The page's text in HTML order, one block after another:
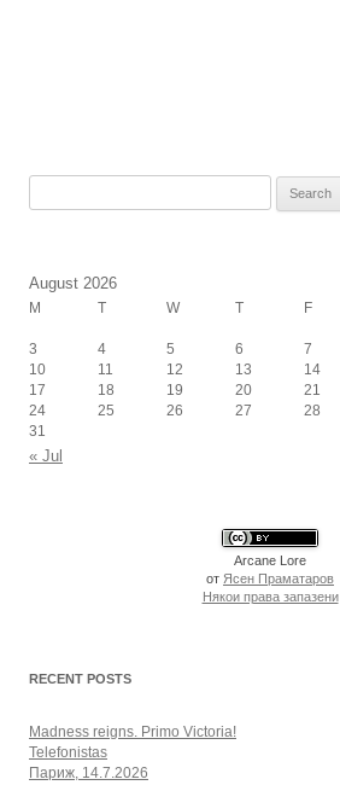
August 2026
M T W T F
3
4 5 6 7
10
11 12 13 14
17
18 19 20 21
24
25 26 27 28
31
« Jul
Arcane Lore
от Ясен Праматаров
Някои права запазени
RECENT POSTS
Madness reigns. Primo Victoria!
Telefonistas
Париж, 14.7.2026